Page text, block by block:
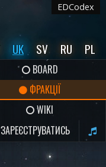
EDCodex
UK SV RU PL
BOARD
ФРАКЦІЇ
WIKI
ЗАРЕЄСТРУВАТИСЬ